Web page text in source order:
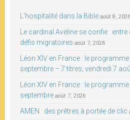
L’hospitalité dans la Bible août 8, 2026
Le cardinal Aveline se confie :
défis migratoires août 7, 2026
Léon XIV en France : le
septembre – 7 titres, vendredi 7
Léon XIV en France : le
septembre août 7, 2026
AMEN : des prêtres à portée de clic